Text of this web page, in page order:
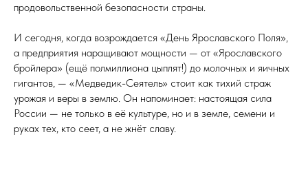
продовольственной безопасности страны.
И сегодня, когда возрождается «День Ярославского Поля»,
а предприятия наращивают мощности — от «Ярославского
бройлера» (ещё полмиллиона цыплят!) до молочных и яичных
гигантов, — «Медведик-Сеятель» стоит как тихий страж
урожая и веры в землю. Он напоминает: настоящая сила
России — не только в её культуре, но и в земле, семени и
руках тех, кто сеет, а не жнёт славу.